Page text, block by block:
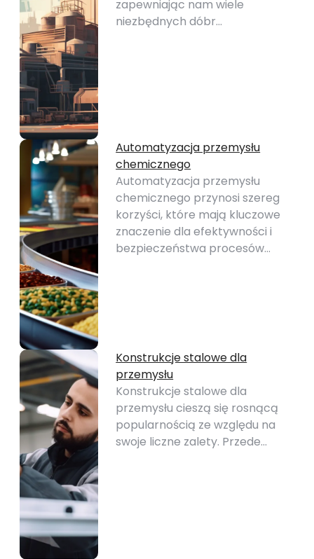
zapewniając nam wiele
niezbędnych dóbr…
Automatyzacja przemysłu
chemicznego
Automatyzacja przemysłu
chemicznego przynosi szereg
korzyści, które mają kluczowe
znaczenie dla efektywności i
bezpieczeństwa procesów…
Konstrukcje stalowe dla
przemysłu
Konstrukcje stalowe dla
przemysłu cieszą się rosnącą
popularnością ze względu na
swoje liczne zalety. Przede…